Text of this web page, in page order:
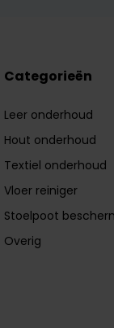
Categorieën
Leer onderhoud
Hout onderhoud
Textiel onderhoud
Vloer reiniger
Stoelpoot
Overig